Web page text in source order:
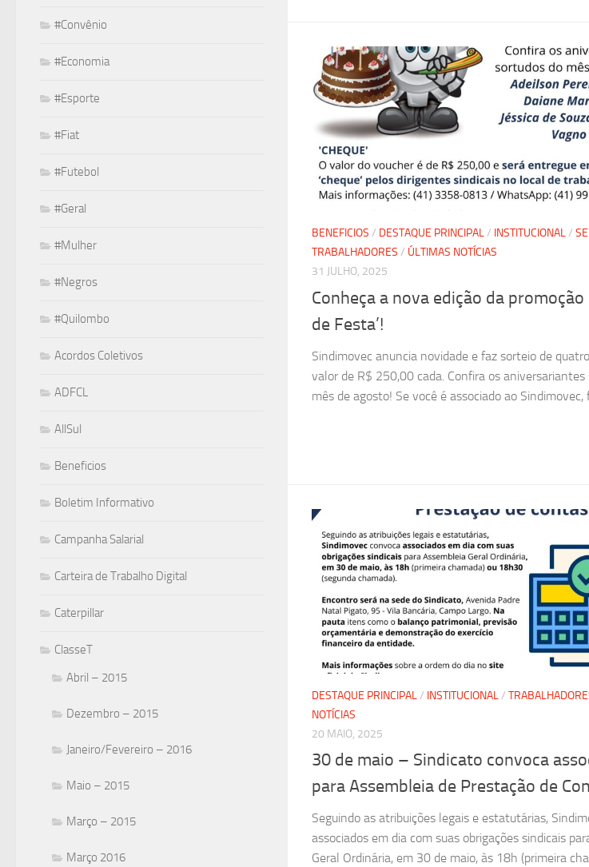
BENEFICIOS / DESTAQUE PRINCIPAL/ INSTITUCIONAL/
TRABALHADORES / ÚLTIMAS NOTÍCIAS
31 JULHO, 2025
Conheça a nova edição da promoção
de Festa’!
Sindimovec anuncia novidade e faz sorteio de
valor de R$ 250,00 cada. Confira os aniversariantes
mês de agosto! Se você é associado ao Sindimovec,
DESTAQUE PRINCIPAL/ INSTITUCIONAL/
NOTÍCIAS
20 MAIO, 2025
30 de maio – Sindicato convoca
para Assembleia de Prestação de
Seguindo as atribuições legais e estatutárias,
associados em dia com suas obrigações sindicais
Geral Ordinária, em 30 de maio, às 18h (primeira
#Convênio
#Economia
#Esporte
#Fiat
#Futebol
#Geral
#Mulher
#Negros
#Quilombo
Acordos Coletivos
ADFCL
AllSul
Beneficios
Boletim Informativo
Campanha Salarial
Carteira de Trabalho Digital
Caterpillar
ClasseT
Abril – 2015
Dezembro – 2015
Janeiro/Fevereiro – 2016
Maio – 2015
Março – 2015
Março 2016